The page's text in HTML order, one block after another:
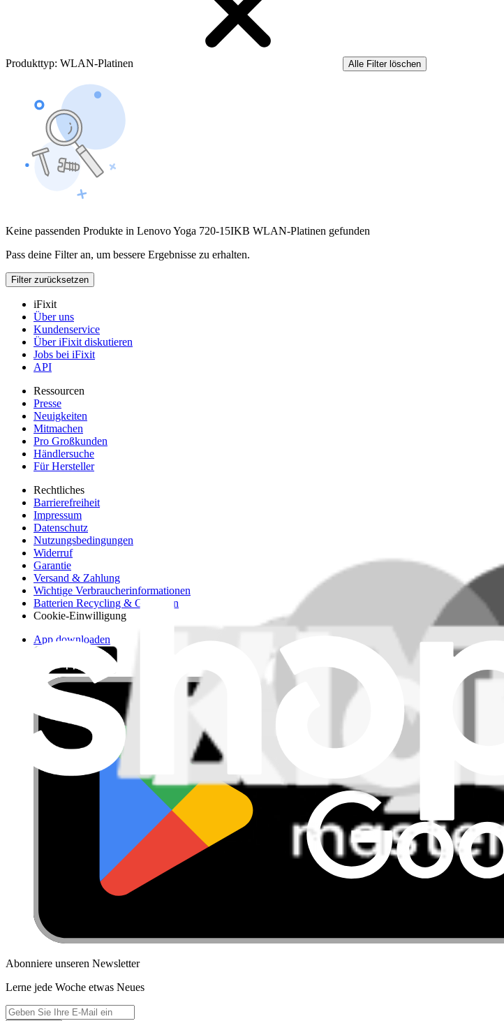
Produkttyp: WLAN-Platinen Alle Filter löschen
Keine passenden Produkte in Lenovo Yoga 720-15IKB WLAN-Platinen gefunden
Pass deine Filter an, um bessere Ergebnisse zu erhalten.
Filter zurücksetzen
iFixit
Über uns
Kundenservice
Über iFixit diskutieren
Jobs bei iFixit
API
Ressourcen
Presse
Neuigkeiten
Mitmachen
Pro Großkunden
Händlersuche
Für Hersteller
Rechtliches
Barrierefreiheit
Impressum
Datenschutz
Nutzungsbedingungen
Widerruf
Garantie
Versand & Zahlung
Wichtige Verbraucherinformationen
Batterien Recycling & Gebühren
Cookie-Einwilligung
App downloaden
Abonniere unseren Newsletter
Lerne jede Woche etwas Neues